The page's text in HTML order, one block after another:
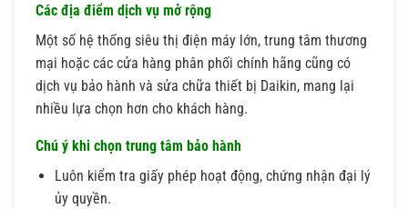
Các địa điểm dịch vụ mở rộng
Một số hệ thống siêu thị điện máy lớn, trung tâm thương
mại hoặc các cửa hàng phân phối chính hãng cũng có
dịch vụ bảo hành và sửa chữa thiết bị Daikin, mang lại
nhiều lựa chọn hơn cho khách hàng.
Chú ý khi chọn trung tâm bảo hành
Luôn kiểm tra giấy phép hoạt động, chứng nhận đại lý
ủy quyền.